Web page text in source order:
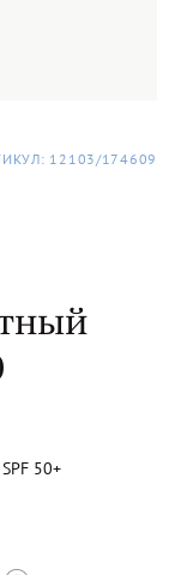
12103/174609
50+